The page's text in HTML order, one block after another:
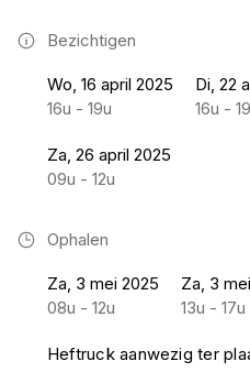
Bezichtigen
Wo, 16 april 2025
16u - 19u
Di, 22
16u -
Za, 26 april 2025
09u - 12u
Ophalen
Za, 3 mei 2025
08u - 12u
Za, 3
13u - 17u
Heftruck aanwezig ter